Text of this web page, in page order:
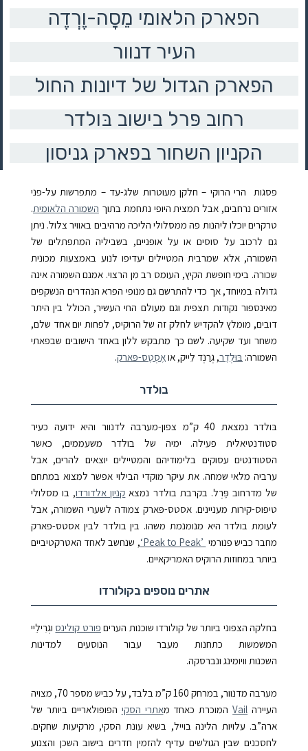
הפארק הלאומי מֵסָה-וֶרְדֶה
העיר דנוור
הפארק הגדול של דיונות החול
רחוב פּרל בישוב בּולדר
הקניון השחור בפארק גניסון
פסגות הרי הרוקי – חלקן מעוטרות שלג-עד – מתפרשות על-פני
אזורים נרחבים, אבל תמצית היופי נתחמת בתוך השמורה הלאומית.
טרקרים יוכלו ליהנות פה ממסלולי הליכה מרהיבים באוויר צלול. ניתן
גם לרכוב על סוסים או על אופניים, בשביליה המתפתלים של
השמורה, אלא שמרבית המטיילים יעדיפו לנוע באמצעות מכונית
שכורה. בימי חופשת הקיץ, העומס רב מן הרצוי. אמנם השמורה אינה
גדולה במיוחד, אך כדי להתרשם גם מנופי הפרא הנהדרים הנשקפים
מאינספור נקודות תצפית וגם מעולם החי העשיר, הכולל בין היתר
דובים, מומלץ להקדיש לחלק זה של הרוקיס, לפחות יום אחד שלם,
משחר ועד שקיעה. לשם כך מתבקש ללון באחד הישובים שבפאתי
השמורה: בּוּלְדֶר, גְרַנְד לֵייק, אואֶסְטֶס-פּארק.
בולדר
בּולדר נמצאת 40 ק”מ צפון-מערבה לדנוור והיא ידועה כעיר
סטודנטיאלית פעילה. ימיה של בולדר משעממים, כאשר
הסטודנטים עסוקים בלימודיהם והמטיילים יוצאים להרים, אבל
ערביה מלאי שמחה. את עיקר מוקדי הבילוי אפשר למצוא במתחם
של מדרחוב פֶּרְל. בקרבת בולדר נמצא קניון אלדורדו, בו מסלולי
טיפוס-קירות מעניינים. אסטס-פּארק צמודה לשערי השמורה, אבל
לעומת בולדר היא מנומנמת משהו. בין בולדר לבין אסטס-פארק
מחבר כביש פנורמי ‘Peak to Peak’, שנחשב לאחד האטרקטיביים
ביותר במחוזות הרוקיס האמריקאיים.
אתרים נוספים בקולורדו
בחלקה הצפוני ביותר של קולורדו שוכנות הערים פורט קולינס וגְרִילֵיי
המשמשות כתחנות מעברעבור הנוסעים למדינות
השכנות וויומינג ונברסקה.
מערבה מדנוור, במרחק 160 ק”מ בלבד, על כביש מספר 70, מצויה
העיירה Vailהמוכרת כאחד מאתרי הסקי הפופולאריים ביותר של
ארה”ב. עלויות הלינה בוייל, בשיא עונת הסקי, מרקיעות שחקים.
לחסכנים שבין הגולשים עדיף להזמין חדרים בישוב השכן והצנוע